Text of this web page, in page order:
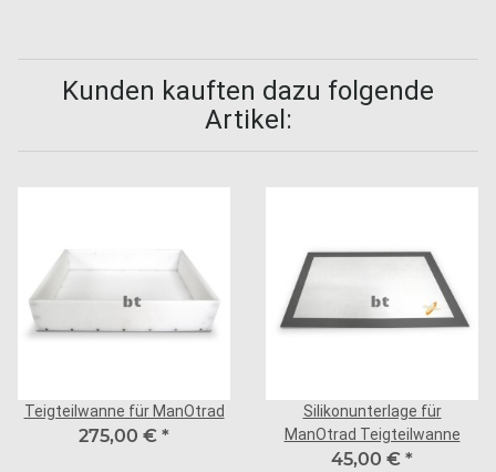
Kunden kauften dazu folgende
Artikel:
Teigteilwanne für ManOtrad
275,00 € *
Silikonunterlage für
ManOtrad Teigteilwanne
45,00 € *